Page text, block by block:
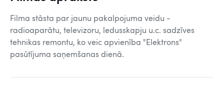
Filma stāsta par jaunu pakalpojuma veidu -
radioaparātu, televizoru, ledusskapju u.c. sadzīves
tehnikas remontu, ko veic apvienība "Elektrons"
pasūtījuma saņemšanas dienā.